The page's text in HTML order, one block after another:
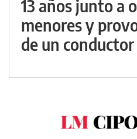
13 años junto a
menores y
de un conductor